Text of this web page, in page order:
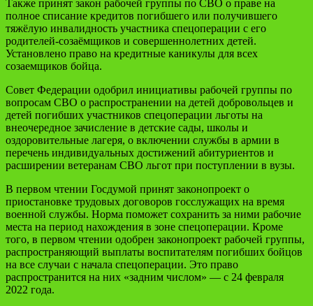
Также принят закон рабочей группы по СВО о праве на
полное списание кредитов погибшего или получившего
тяжёлую инвалидность участника спецоперации с его
родителей-созаёмщиков и совершеннолетних детей.
Установлено право на кредитные каникулы для всех
созаемщиков бойца.
Совет Федерации одобрил инициативы рабочей группы по
вопросам СВО о распространении на детей добровольцев и
детей погибших участников спецоперации льготы на
внеочередное зачисление в детские сады, школы и
оздоровительные лагеря, о включении службы в армии в
перечень индивидуальных достижений абитуриентов и
расширении ветеранам СВО льгот при поступлении в вузы.
В первом чтении Госдумой принят законопроект о
приостановке трудовых договоров госслужащих на время
военной службы. Норма поможет сохранить за ними рабочие
места на период нахождения в зоне спецоперации. Кроме
того, в первом чтении одобрен законопроект рабочей группы,
распространяющий выплаты воспитателям погибших бойцов
на все случаи с начала спецоперации. Это право
распространится на них «задним числом» — с 24 февраля
2022 года.